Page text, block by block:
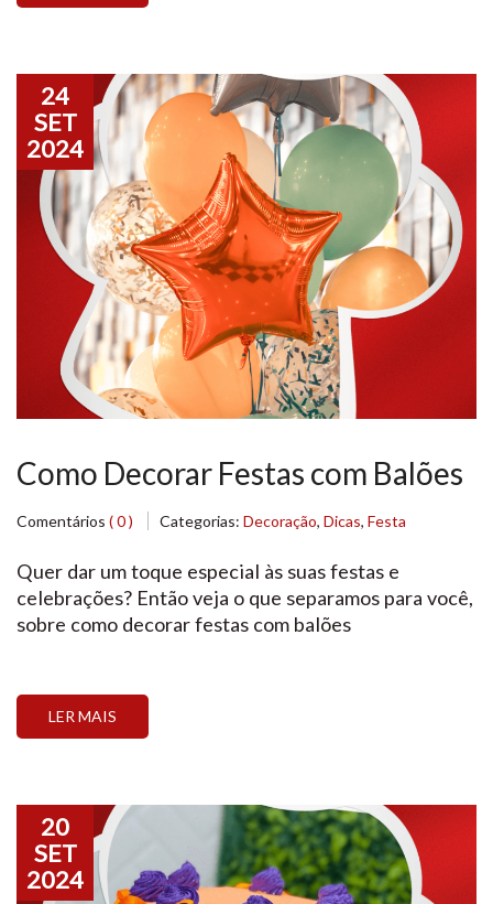
Como Decorar Festas com Balões
Comentários ( 0 ) Categorias: Decoração, Dicas, Festa
Quer dar um toque especial às suas festas e
celebrações? Então veja o que separamos para você,
sobre como decorar festas com balões
LER MAIS
24
SET
2024
20
SET
2024